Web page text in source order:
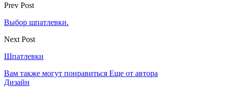
Prev Post
Выбор шпатлевки.
Next Post
Шпатлевки
Вам также могут понравиться Еще от автора
Дизайн